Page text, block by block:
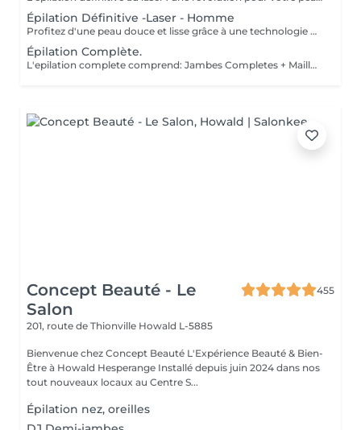
Épilation Définitive -Laser - Homme
Profitez d'une peau douce et lisse grâce à une technologie de pointe qui allie efficacité, rapidité et confort tous les types de peau . Des résultats visibles et durables Un soin en toute sécurité et sans douleur Une méthode rapide pour être prête avant les fêtes ! Sublimez votre peau Prenez soin de vous vous le méritez !
Épilation Complète.
L'epilation complete comprend: Jambes Completes + Maillot intégral + Aisselles + Sourcils + Duvet Épilation à la cire permet d'arracher le poil et la racine, ce qui a pour effet de ralentir la repousse de quelques semaines. De plus, le poil qui repoussera sera plus fin. L'épilation à la cire est une méthode efficace pour tous les types de poils. La cire tiède est utilisée sur la majorité des régions corporelles. Pour les régions plus sensibles, comme les aisselles et le bikini, c'est plutôt la cire chaude qui est utilisée afin de minimiser les risques d'ecchymoses dus à une traction trop forte.
Concept Beauté - Le
Salon
455
201, route de Thionville Howald L-5885
Bienvenue chez Concept Beauté L'Expérience Beauté & Bien-
Être à Howald Hesperange Installé depuis juin 2024 dans nos
tout nouveaux locaux au Centre S...
Épilation nez, oreilles